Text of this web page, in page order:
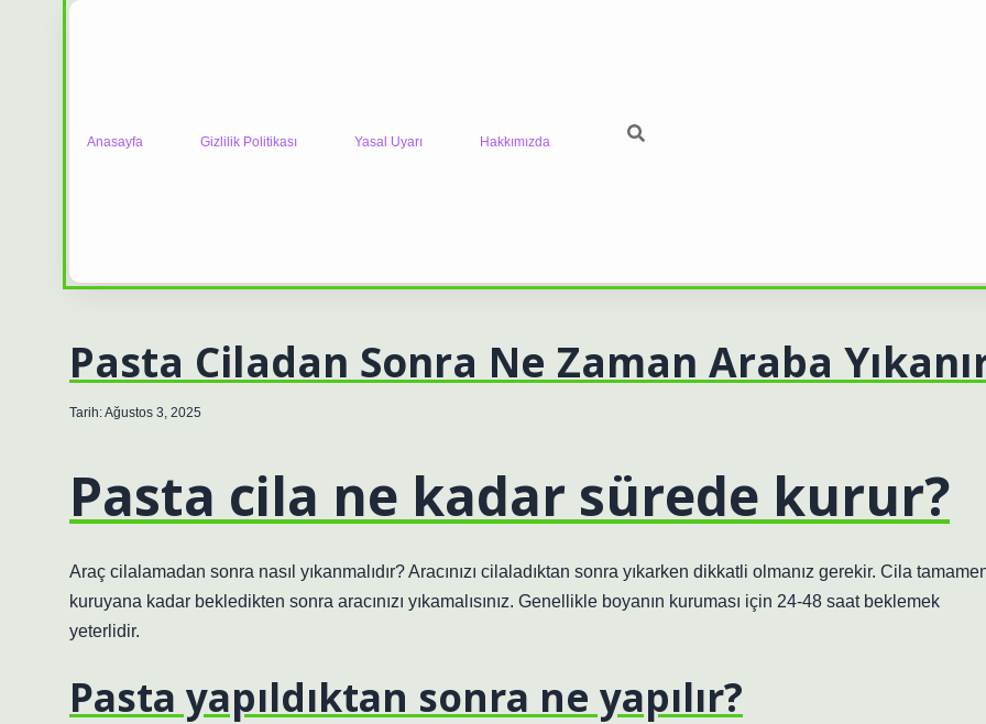
Anasayfa Gizlilik Politikası Yasal Uyarı Hakkımızda
Pasta Ciladan Sonra Ne Zaman Araba
Tarih: Ağustos 3, 2025
Pasta cila ne kadar sürede kurur?
Araç cilalamadan sonra nasıl yıkanmalıdır? Aracınızı cilaladıktan sonra yıkarken dikkatli olmanız gerekir. Cila
kuruyana kadar bekledikten sonra aracınızı yıkamalısınız. Genellikle boyanın kuruması için 24-48 saat beklemek
yeterlidir.
Pasta yapıldıktan sonra ne yapılır?